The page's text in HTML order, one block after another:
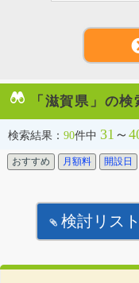
「滋賀県」の検
検索結果： 90件中 31 ～
おすすめ 月額料 開設日
検討リス